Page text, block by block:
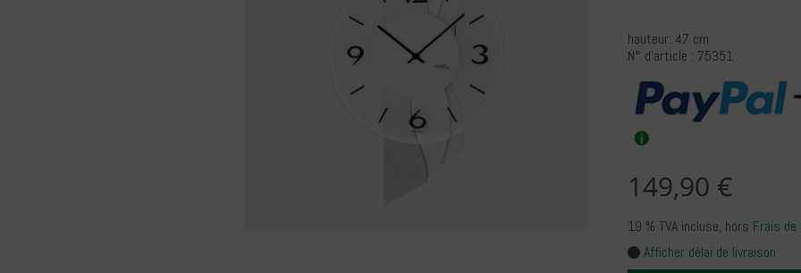
hauteur: 47 cm
N° d'article : 75351
149,90 €
19 % TVA incluse, hors Frais de
Afficher délai de livraison